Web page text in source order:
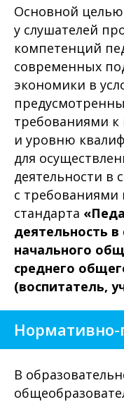
Основной целью
у слушателей
компетенций
современных
экономики в
требованиями к
и уровню
для
деятельности в
с требованиями
стандарта
деятельность
начального
среднего
(воспитатель,
В